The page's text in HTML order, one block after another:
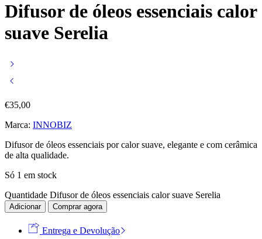
Difusor de óleos essenciais calor
suave Serelia
€35,00
Marca: INNOBIZ
Difusor de óleos essenciais por calor suave, elegante e com cerâmica
de alta qualidade.
Só 1 em stock
Quantidade Difusor de óleos essenciais calor suave Serelia
Adicionar Comprar agora
Entrega e Devolução